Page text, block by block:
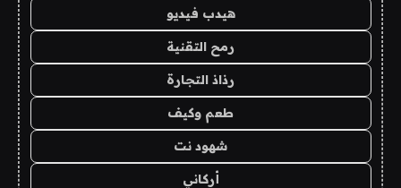
هيدب فيديو
رمح التقنية
رذاذ التجارة
طعم وكيف
شهود نت
أركاني